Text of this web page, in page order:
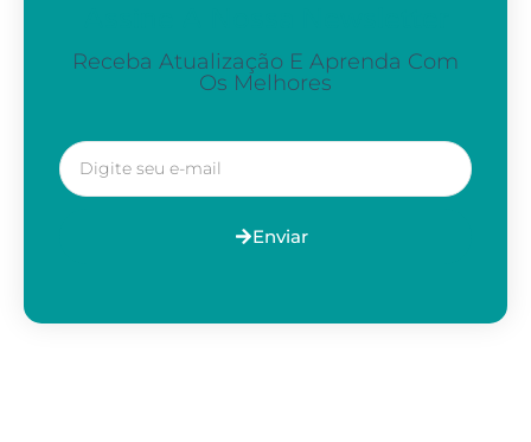
Receba Atualização E Aprenda Com
Os Melhores
Enviar